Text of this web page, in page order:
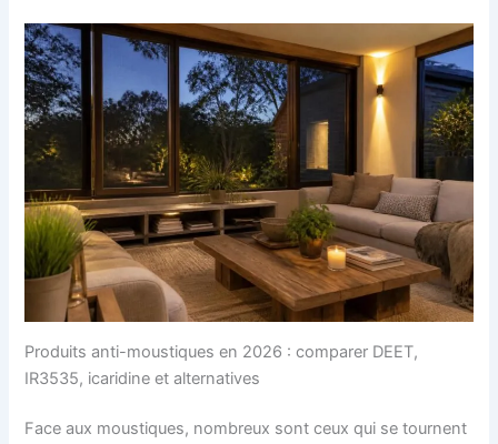
Produits anti-moustiques en 2026 : comparer DEET,
IR3535, icaridine et alternatives
Face aux moustiques, nombreux sont ceux qui se tournent